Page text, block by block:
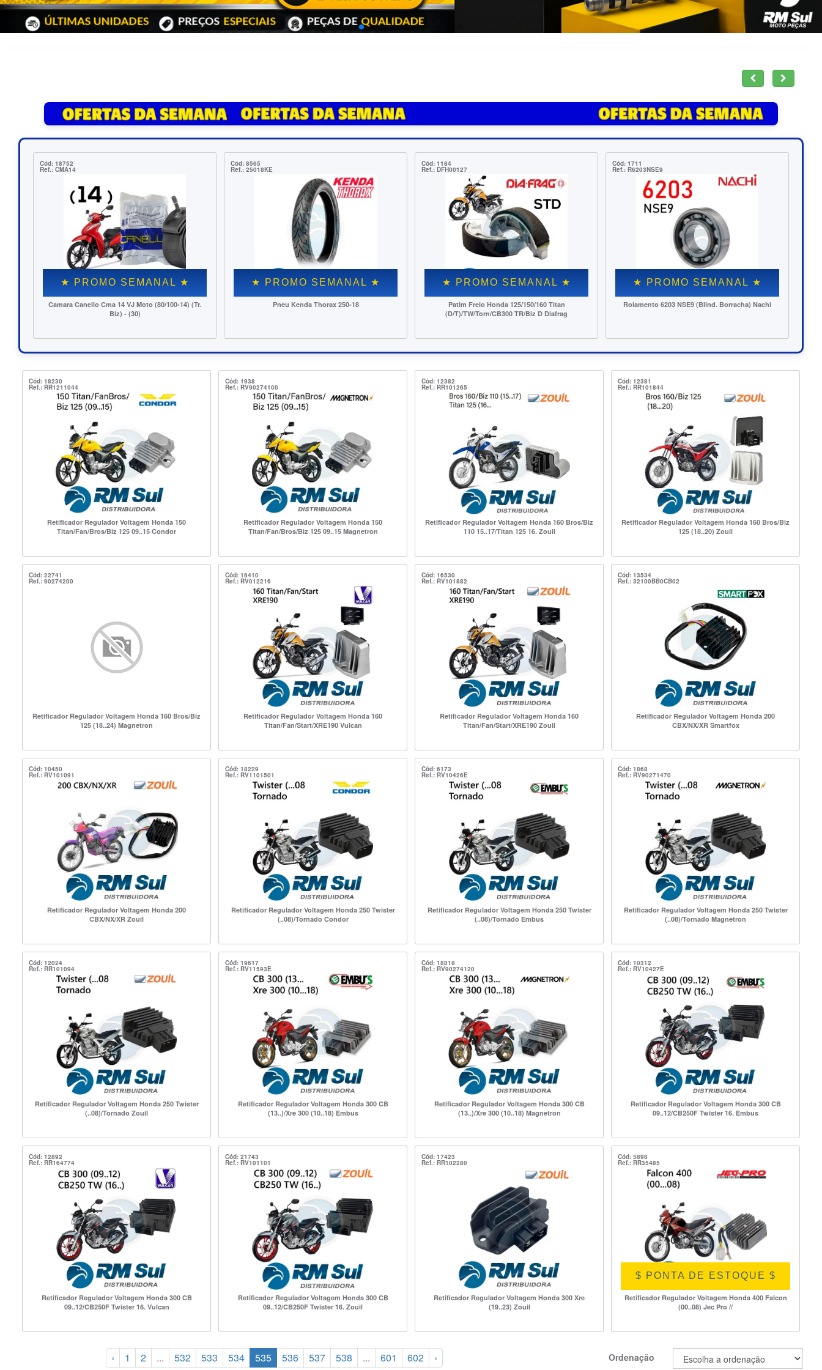
SEMANAL ★
Kenda Thorax 250-18
★ PROMO SEMANAL ★
Patim Freio Honda 125/150/160 Titan
★ PROMO SEMANAL ★
Rolamento 6203 NSE9 (Blind. Borracha) Nachi
★ PROMO SEMANAL ★
Camara Canello Cma 18 VG Moto (275-18, 90/90-18)
★ PROMO
Rolamento 6004 NSE9
Cód: 18230
Ref.: RR1211044
Retificador Regulador Voltagem Honda 150
Titan/Fan/Bros/Biz 125 09..15 Condor
Cód: 1938
Ref.: RV90274100
Retificador Regulador Voltagem Honda 150
Titan/Fan/Bros/Biz 125 09..15 Magnetron
Cód: 12382
Ref.: RR101265
Retificador Regulador Voltagem Honda 160 Bros/Biz
110 15..17/Titan 125 16. Zouil
Cód: 12381
Ref.: RR101844
Retificador Regulador Voltagem Honda 160 Bros/Biz
125 (18..20) Zouil
Cód: 22741
Ref.: 90274200
Retificador Regulador Voltagem Honda 160 Bros/Biz
125 (18..24) Magnetron
Cód: 16410
Ref.: RV012216
Retificador Regulador Voltagem Honda 160
Titan/Fan/Start/XRE190 Vulcan
Cód: 16530
Ref.: RV101882
Retificador Regulador Voltagem Honda 160
Titan/Fan/Start/XRE190 Zouil
Cód: 13534
Ref.: 32100BB0CB02
Retificador Regulador Voltagem Honda 200
CBX/NX/XR Smartfox
Cód: 10450
Ref.: RV101091
Retificador Regulador Voltagem Honda 200
CBX/NX/XR Zouil
Cód: 18229
Ref.: RV1101501
Retificador Regulador Voltagem Honda 250 Twister
(..08)/Tornado Condor
Cód: 6173
Ref.: RV10426E
Retificador Regulador Voltagem Honda 250 Twister
(..08)/Tornado Embus
Cód: 1868
Ref.: RV90271470
Retificador Regulador Voltagem Honda 250 Twister
(..08)/Tornado Magnetron
Cód: 12024
Ref.: RR101094
Retificador Regulador Voltagem Honda 250 Twister
(..08)/Tornado Zouil
Cód: 19617
Ref.: RV11593E
Retificador Regulador Voltagem Honda 300 CB
(13..)/Xre 300 (10..18) Embus
Cód: 18818
Ref.: RV90274120
Retificador Regulador Voltagem Honda 300 CB
(13..)/Xre 300 (10..18) Magnetron
Cód: 10312
Ref.: RV10427E
Retificador Regulador Voltagem Honda 300 CB
09..12/CB250F Twister 16. Embus
Cód: 12892
Ref.: RR164774
Retificador Regulador Voltagem Honda 300 CB
09..12/CB250F Twister 16. Vulcan
Cód: 21743
Ref.: RV101101
Retificador Regulador Voltagem Honda 300 CB
09..12/CB250F Twister 16. Zouil
Cód: 17423
Ref.: RR102280
Retificador Regulador Voltagem Honda 300 Xre
(19..23) Zouil
Cód: 5898
Ref.: RR35485
$ PONTA DE ESTOQUE $
Retificador Regulador Voltagem Honda 400 Falcon
(00..08) Jec Pro //
‹ 1 2 ... 532 533 534 535 536 537 538 ... 601 602 › Ordenação